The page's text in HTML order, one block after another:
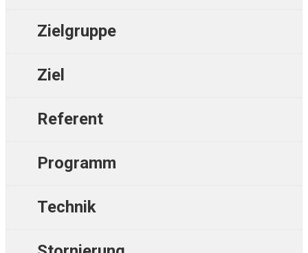
Zielgruppe
Ziel
Referent
Programm
Technik